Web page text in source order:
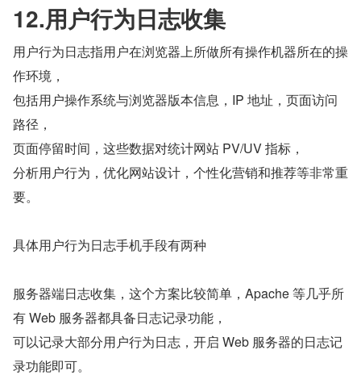
12.用户行为日志收集
用户行为日志指用户在浏览器上所做所有操作机器所在的操
作环境，
包括用户操作系统与浏览器版本信息，IP 地址，页面访问
路径，
页面停留时间，这些数据对统计网站 PV/UV 指标，
分析用户行为，优化网站设计，个性化营销和推荐等非常重
要。
具体用户行为日志手机手段有两种
服务器端日志收集，这个方案比较简单，Apache 等几乎所
有 Web 服务器都具备日志记录功能，
可以记录大部分用户行为日志，开启 Web 服务器的日志记
录功能即可。